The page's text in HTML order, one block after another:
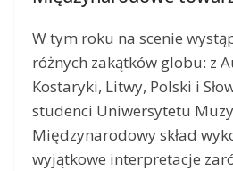
W tym roku na scenie
różnych zakątków globu: z
Kostaryki, Litwy, Polski i
studenci Uniwersytetu
Międzynarodowy skład
wyjątkowe interpretacje